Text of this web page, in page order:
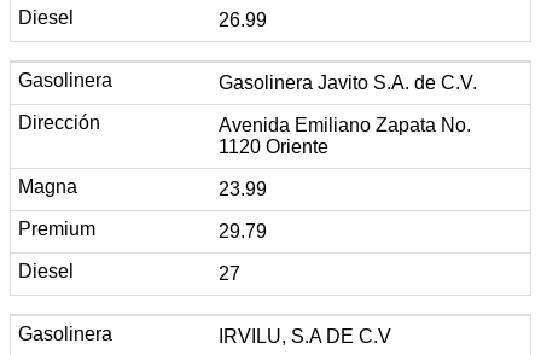
26.99
Gasolinera Javito S.A. de C.V.
Avenida Emiliano Zapata No.
1120 Oriente
23.99
29.79
27
IRVILU, S.A DE C.V